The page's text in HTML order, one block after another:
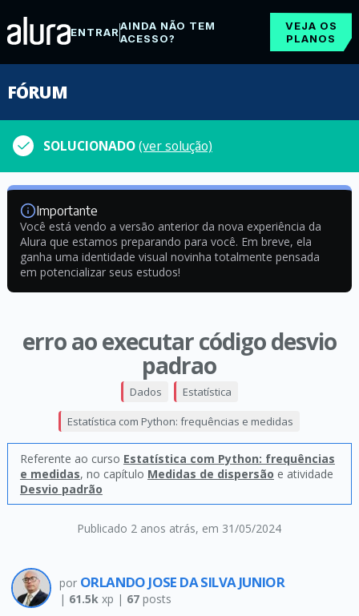
ENTRARAINDA NÃO TEM
ACESSO?
VEJA OS
PLANOS
FÓRUM
SOLUCIONADO(ver solução)
Importante
Você está vendo a versão anterior da nova experiência da
Alura que estamos preparando para você. Em breve, ela
ganha uma identidade visual novinha totalmente pensada
em potencializar seus estudos!
erro ao executar código desvio
padrao
Publicado 2 anos atrás, em 31/05/2024
Dados Estatística
Estatística com Python: frequências e medidas
Referente ao curso Estatística com Python: frequências
e medidas, no capítulo Medidas de dispersão e atividade
Desvio padrão
por ORLANDO JOSE DA SILVA JUNIOR
| 61.5kxp | 67posts